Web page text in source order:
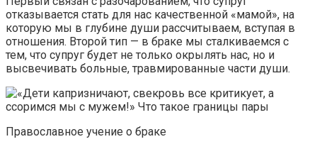
отказывается стать для нас качественной «мамой», на
которую мы в глубине души рассчитываем, вступая в
отношения. Второй тип — в браке мы сталкиваемся с
тем, что супруг будет не только окрылять нас, но и
высвечивать больные, травмированные части души.
Православное учение о браке